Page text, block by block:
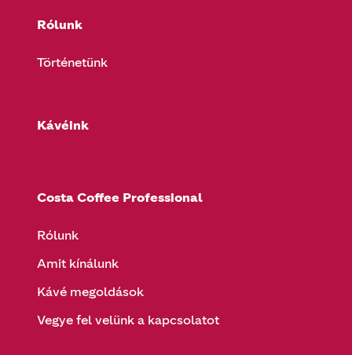
Rólunk
Történetünk
Kávéink
Costa Coffee Professional
Rólunk
Amit kínálunk
Kávé megoldások
Vegye fel velünk a kapcsolatot